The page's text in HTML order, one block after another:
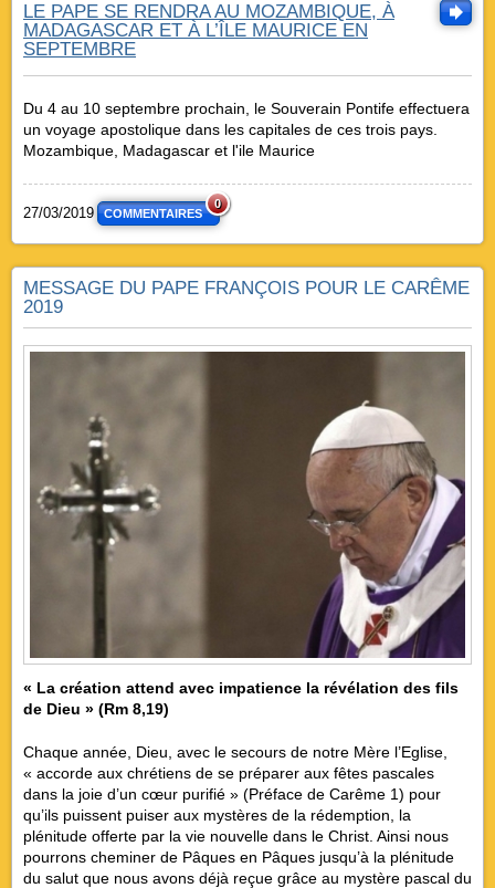
LE PAPE SE RENDRA AU MOZAMBIQUE, À
MADAGASCAR ET À L’ÎLE MAURICE EN
SEPTEMBRE
Du 4 au 10 septembre prochain, le Souverain Pontife effectuera
un voyage apostolique dans les capitales de ces trois pays.
Mozambique, Madagascar et l'ile Maurice
27/03/2019 COMMENTAIRES
0
MESSAGE DU PAPE FRANÇOIS POUR LE CARÊME
2019
« La création attend avec impatience la révélation des fils
de Dieu » (Rm 8,19)
Chaque année, Dieu, avec le secours de notre Mère l’Eglise,
« accorde aux chrétiens de se préparer aux fêtes pascales
dans la joie d’un cœur purifié » (Préface de Carême 1) pour
qu’ils puissent puiser aux mystères de la rédemption, la
plénitude offerte par la vie nouvelle dans le Christ. Ainsi nous
pourrons cheminer de Pâques en Pâques jusqu’à la plénitude
du salut que nous avons déjà reçue grâce au mystère pascal du